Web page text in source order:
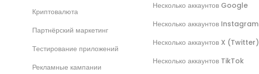
Криптовалюта
Партнёрский маркетинг
Тестирование приложений
Рекламные кампании
Несколько аккаунтов Google
Несколько аккаунтов Instagram
Несколько аккаунтов X (Twitter)
Несколько аккаунтов TikTok